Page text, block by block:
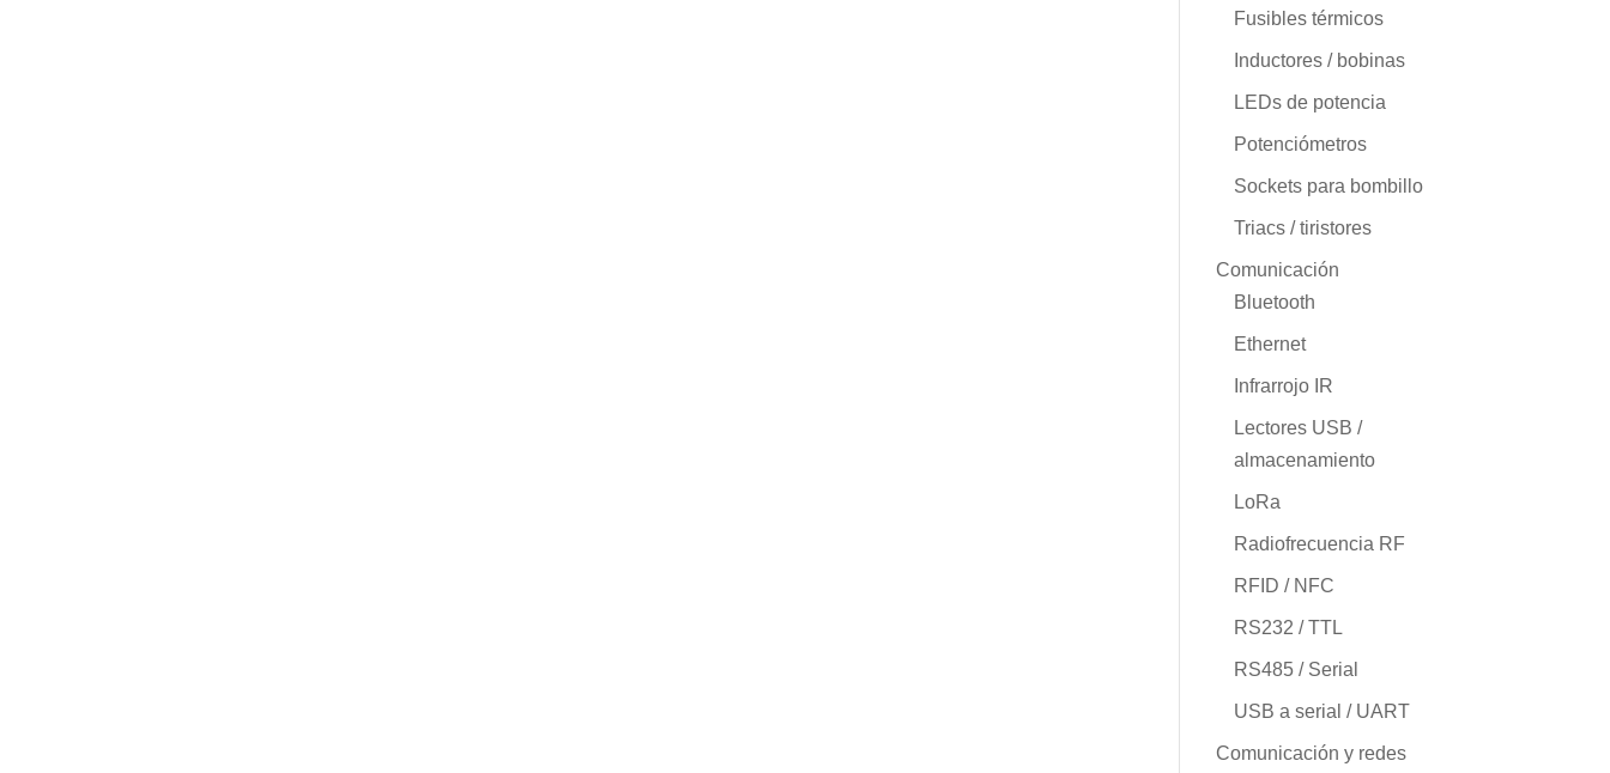
Fusibles térmicos
Inductores / bobinas
LEDs de potencia
Potenciómetros
Sockets para bombillo
Triacs / tiristores
Comunicación
Bluetooth
Ethernet
Infrarrojo IR
Lectores USB /
almacenamiento
LoRa
Radiofrecuencia RF
RFID / NFC
RS232 / TTL
RS485 / Serial
USB a serial / UART
Comunicación y redes